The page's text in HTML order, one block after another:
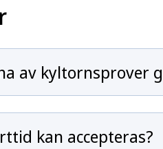
av kyltornsprover
kan accepteras?